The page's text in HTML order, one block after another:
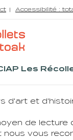
Accessibilité :
Les
d'art et
de lecture
nous vous